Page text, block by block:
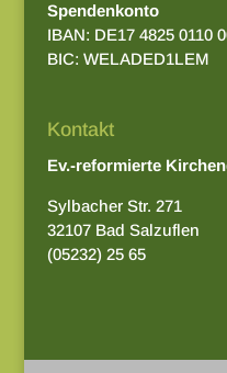
Spendenkonto
IBAN: DE17 4825 0110
BIC: WELADED1LEM
Kontakt
Ev.-reformierte
Sylbacher Str. 271
32107 Bad Salzuflen
(05232) 25 65